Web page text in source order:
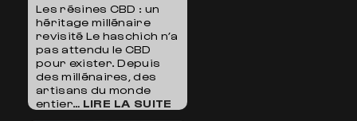
Les résines CBD : un
héritage millénaire
revisité Le haschich n’a
pas attendu le CBD
pour exister. Depuis
des millénaires, des
artisans du monde
entier… LIRE LA SUITE